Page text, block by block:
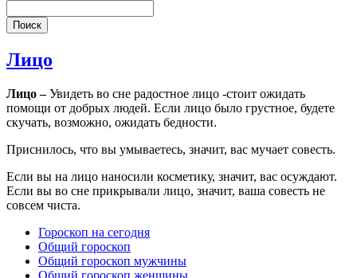
Поиск
Лицо
Лицо –Увидеть во сне радостное лицо -стоит ожидать
помощи от добрых людей. Если лицо было грустное, будете
скучать, возможно, ожидать бедности.
Приснилось, что вы умываетесь, значит, вас мучает совесть.
Если вы на лицо наносили косметику, значит, вас осуждают.
Если вы во сне прикрывали лицо, значит, ваша совесть не
совсем чиста.
Гороскоп на сегодня
Общий гороскоп
Общий гороскоп мужчины
Общий гороскоп женщины